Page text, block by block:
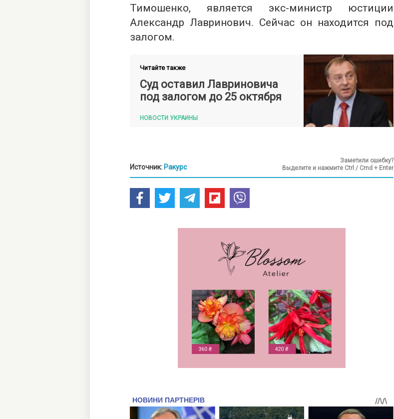
Тимошенко, является экс-министр юстиции
Александр Лавринович. Сейчас он находится под
залогом.
Читайте также
Суд оставил Лавриновича
под залогом до 25 октября
НОВОСТИ УКРАИНЫ
Источник: Ракурс
Заметили ошибку?
Выделите и нажмите Ctrl / Cmd + Enter